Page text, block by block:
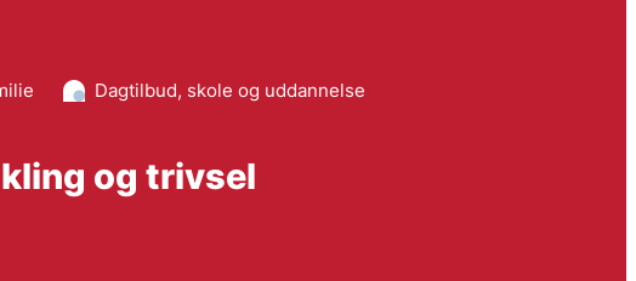
Dagtilbud, skole og uddannelse
og trivsel